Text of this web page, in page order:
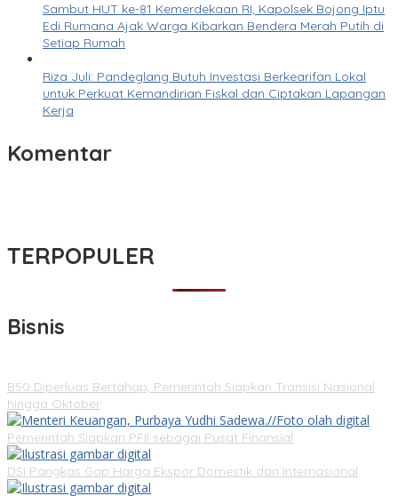
Sambut HUT ke-81 Kemerdekaan RI, Kapolsek Bojong Iptu
Edi Rumana Ajak Warga Kibarkan Bendera Merah Putih di
Setiap Rumah
Riza Juli: Pandeglang Butuh Investasi Berkearifan Lokal
untuk Perkuat Kemandirian Fiskal dan Ciptakan Lapangan
Kerja
Komentar
TERPOPULER
Bisnis
B50 Diperluas Bertahap, Pemerintah Siapkan Transisi Nasional
hingga Oktober
Pemerintah Siapkan PFII sebagai Pusat Finansial
DSI Pangkas Gap Harga Ekspor Domestik dan Internasional